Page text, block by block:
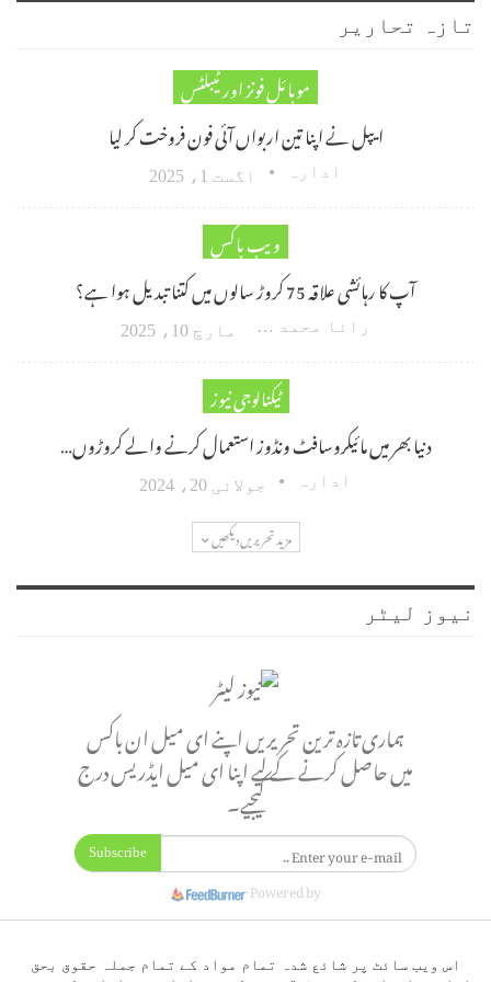
تازہ تحاریر
موبائل فونز اور ٹیبلٹس
ایپل نے اپنا تین اربواں آئی فون فروخت کر لیا
ادارہ اگست 1، 2025
ویب باکس
آپ کا رہائشی علاقہ 75 کروڑ سالوں میں کتنا تبدیل ہوا ہے؟
رانا محمد امین اکبر مارچ 10، 2025
ٹیکنالوجی نیوز
دنیا بھر میں مائیکروسافٹ ونڈوز استعمال کرنے والے کروڑوں…
ادارہ جولائی 20، 2024
مزید تحریریں دیکھیں
نیوز لیٹر
ہماری تازہ ترین تحریریں اپنے ای میل ان باکس
میں حاصل کرنے کے لیے اپنا ای میل ایڈریس درج
کیجیے۔
Subscribe
Powered by
اس ویب سائٹ پر شائع شدہ تمام مواد کے تمام جملہ حقوق بحق